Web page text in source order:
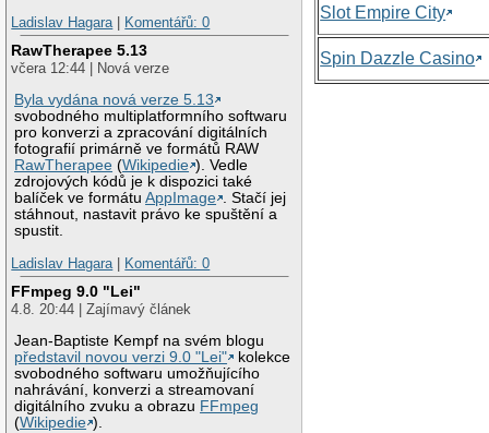
Ladislav Hagara
Komentářů: 0
RawTherapee 5.13
včera 12:44 | Nová verze
Byla vydána nová verze 5.13
svobodného multiplatformního softwaru
pro konverzi a zpracování digitálních
fotografií primárně ve formátů RAW
RawTherapee (Wikipedie ). Vedle
zdrojových kódů je k dispozici také
balíček ve formátuAppImage . Stačí jej
stáhnout, nastavit právo ke spuštění a
spustit.
Ladislav Hagara
Komentářů: 0
FFmpeg 9.0 "Lei"
4.8. 20:44 | Zajímavý článek
Jean-Baptiste Kempf na svém blogu
představil novou verzi 9.0 "Lei"
kolekce
svobodného softwaru umožňujícího
nahrávání, konverzi a streamovaní
digitálního zvuku a obrazu FFmpeg
(Wikipedie ).
Slot Empire City
Spin Dazzle Casino